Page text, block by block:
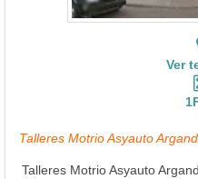
Ver
Talleres Motrio Asyauto
Talleres Motrio Asyauto